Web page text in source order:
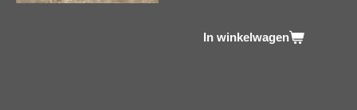
In winkelwagen